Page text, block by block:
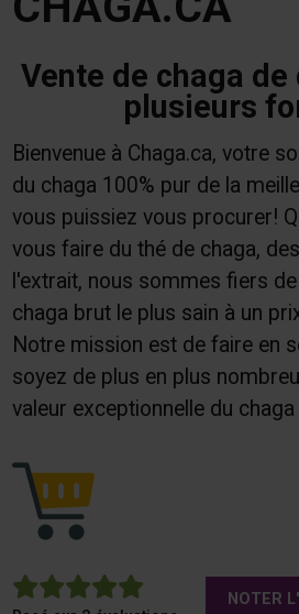
Vente de chaga
plusieurs
Bienvenue à Chaga.ca, votre
du chaga 100% pur de la
vous puissiez vous procurer!
vous faire du thé de chaga,
l'extrait, nous sommes fiers
chaga brut le plus sain à un
Notre mission est de faire en
soyez de plus en plus
valeur exceptionnelle du chaga
5 NOTER